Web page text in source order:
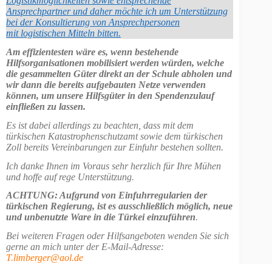
Ansprechpartner und daher möchte ich um Unterstützung
bei der Konsultierung von Ansprechpersonen
mit logistischen Mitteln bitten.
Am effizientesten wäre es, wenn bestehende
Hilfsorganisationen mobilisiert werden würden, welche
die gesammelten Güter direkt an der Schule abholen und
wir dann die bereits aufgebauten Netze verwenden
können, um unsere Hilfsgüter in den Spendenzulauf
einfließen zu lassen.
Es ist dabei allerdings zu beachten, dass mit dem
türkischen Katastrophenschutzamt sowie dem türkischen
Zoll bereits Vereinbarungen zur Einfuhr bestehen sollten.
Ich danke Ihnen im Voraus sehr herzlich für Ihre Mühen
und hoffe auf rege Unterstützung.
ACHTUNG: Aufgrund von Einfuhrregularien der
türkischen Regierung, ist es ausschließlich möglich, neue
und unbenutzte Ware in die Türkei einzuführen.
Bei weiteren Fragen oder Hilfsangeboten wenden Sie sich
gerne an mich unter der E-Mail-Adresse:
T.limberger@aol.de